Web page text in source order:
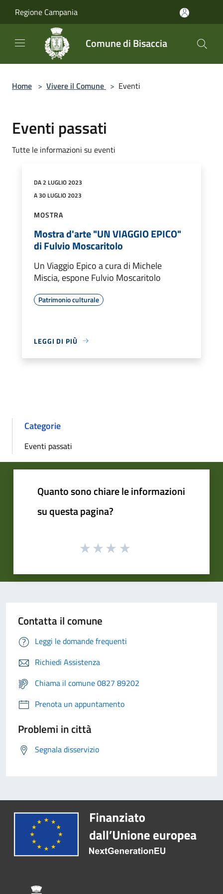
Regione Campania
Comune di Bisaccia
Home > Vivere il Comune > Eventi
Eventi passati
Tutte le informazioni su eventi
DA 2 LUGLIO 2023
A 30 LUGLIO 2023
MOSTRA
Mostra d'arte "UN VIAGGIO EPICO"
di Fulvio Moscaritolo
Un Viaggio Epico a cura di Michele
Miscia, espone Fulvio Moscaritolo
Patrimonio culturale
LEGGI DI PIÙ
Categorie
Eventi passati
Quanto sono chiare le informazioni
su questa pagina?
Contatta il comune
Leggi le domande frequenti
Richiedi Assistenza
Chiama il comune 0827 89202
Prenota un appuntamento
Problemi in città
Segnala disservizio